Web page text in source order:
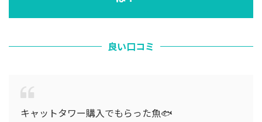
良い口コミ
キャットタワー購入でもらった魚🐟